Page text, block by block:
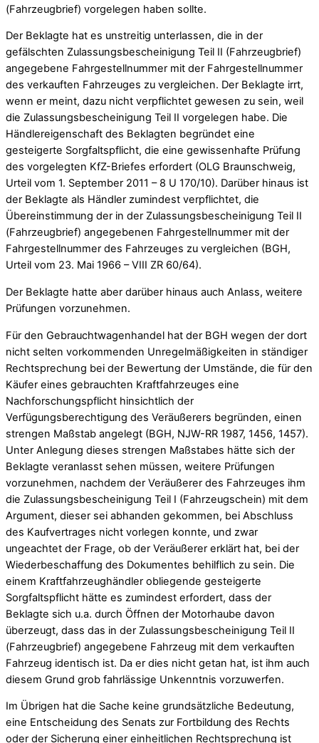
(Fahrzeugbrief) vorgelegen haben sollte.
Der Beklagte hat es unstreitig unterlassen, die in der
gefälschten Zulassungsbescheinigung Teil II (Fahrzeugbrief)
angegebene Fahrgestellnummer mit der Fahrgestellnummer
des verkauften Fahrzeuges zu vergleichen. Der Beklagte irrt,
wenn er meint, dazu nicht verpflichtet gewesen zu sein, weil
die Zulassungsbescheinigung Teil II vorgelegen habe. Die
Händlereigenschaft des Beklagten begründet eine
gesteigerte Sorgfaltspflicht, die eine gewissenhafte Prüfung
des vorgelegten KfZ-Briefes erfordert (OLG Braunschweig,
Urteil vom 1. September 2011 – 8 U 170/10). Darüber hinaus ist
der Beklagte als Händler zumindest verpflichtet, die
Übereinstimmung der in der Zulassungsbescheinigung Teil II
(Fahrzeugbrief) angegebenen Fahrgestellnummer mit der
Fahrgestellnummer des Fahrzeuges zu vergleichen (BGH,
Urteil vom 23. Mai 1966 – VIII ZR 60/64).
Der Beklagte hatte aber darüber hinaus auch Anlass, weitere
Prüfungen vorzunehmen.
Für den Gebrauchtwagenhandel hat der BGH wegen der dort
nicht selten vorkommenden Unregelmäßigkeiten in ständiger
Rechtsprechung bei der Bewertung der Umstände, die für den
Käufer eines gebrauchten Kraftfahrzeuges eine
Nachforschungspflicht hinsichtlich der
Verfügungsberechtigung des Veräußerers begründen, einen
strengen Maßstab angelegt (BGH, NJW-RR 1987, 1456, 1457).
Unter Anlegung dieses strengen Maßstabes hätte sich der
Beklagte veranlasst sehen müssen, weitere Prüfungen
vorzunehmen, nachdem der Veräußerer des Fahrzeuges ihm
die Zulassungsbescheinigung Teil I (Fahrzeugschein) mit dem
Argument, dieser sei abhanden gekommen, bei Abschluss
des Kaufvertrages nicht vorlegen konnte, und zwar
ungeachtet der Frage, ob der Veräußerer erklärt hat, bei der
Wiederbeschaffung des Dokumentes behilflich zu sein. Die
einem Kraftfahrzeughändler obliegende gesteigerte
Sorgfaltspflicht hätte es zumindest erfordert, dass der
Beklagte sich u.a. durch Öffnen der Motorhaube davon
überzeugt, dass das in der Zulassungsbescheinigung Teil II
(Fahrzeugbrief) angegebene Fahrzeug mit dem verkauften
Fahrzeug identisch ist. Da er dies nicht getan hat, ist ihm auch
diesem Grund grob fahrlässige Unkenntnis vorzuwerfen.
Im Übrigen hat die Sache keine grundsätzliche Bedeutung,
eine Entscheidung des Senats zur Fortbildung des Rechts
oder der Sicherung einer einheitlichen Rechtsprechung ist